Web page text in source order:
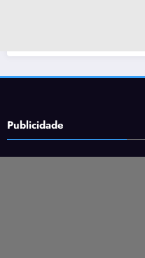
Publicidade